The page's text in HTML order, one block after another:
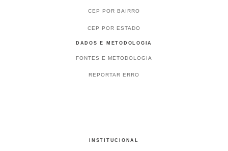
CEP POR BAIRRO
CEP POR ESTADO
DADOS E METODOLOGIA
FONTES E METODOLOGIA
REPORTAR ERRO
INSTITUCIONAL